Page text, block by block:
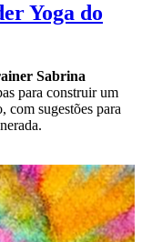
Yoga do
Sabrina
para construir um
com sugestões para